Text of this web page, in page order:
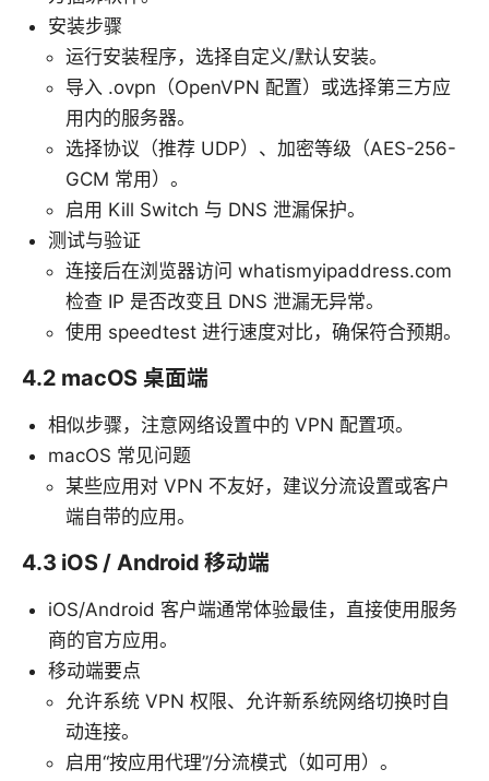
安装步骤
运行安装程序，选择自定义/默认安装。
导入 .ovpn（OpenVPN 配置）或选择第三方应
用内的服务器。
选择协议（推荐 UDP）、加密等级（AES-256-
GCM 常用）。
启用 Kill Switch 与 DNS 泄漏保护。
测试与验证
连接后在浏览器访问 whatismyipaddress.com
检查 IP 是否改变且 DNS 泄漏无异常。
使用 speedtest 进行速度对比，确保符合预期。
4.2 macOS 桌面端
相似步骤，注意网络设置中的 VPN 配置项。
macOS 常见问题
某些应用对 VPN 不友好，建议分流设置或客户
端自带的应用。
4.3 iOS / Android 移动端
iOS/Android 客户端通常体验最佳，直接使用服务
商的官方应用。
移动端要点
允许系统 VPN 权限、允许新系统网络切换时自
动连接。
启用“按应用代理”/分流模式（如可用）。